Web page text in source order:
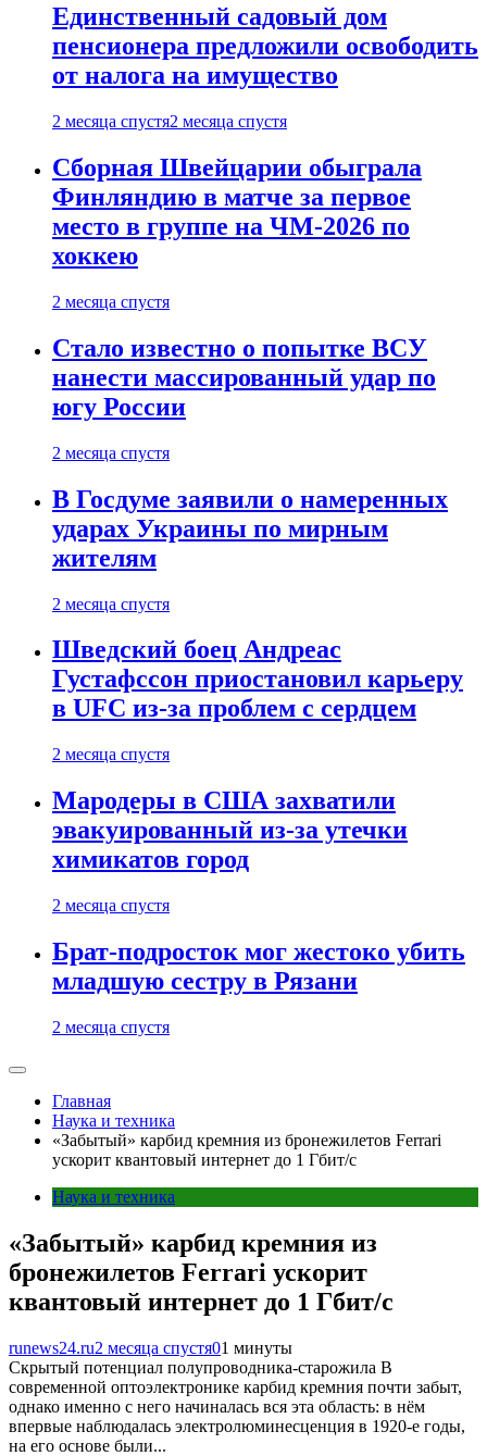
Единственный садовый дом
пенсионера предложили освободить
от налога на имущество
2 месяца спустя2 месяца спустя
Сборная Швейцарии обыграла
Финляндию в матче за первое
место в группе на ЧМ-2026 по
хоккею
2 месяца спустя
Стало известно о попытке ВСУ
нанести массированный удар по
югу России
2 месяца спустя
В Госдуме заявили о намеренных
ударах Украины по мирным
жителям
2 месяца спустя
Шведский боец Андреас
Густафссон приостановил карьеру
в UFC из-за проблем с сердцем
2 месяца спустя
Мародеры в США захватили
эвакуированный из-за утечки
химикатов город
2 месяца спустя
Брат-подросток мог жестоко убить
младшую сестру в Рязани
2 месяца спустя
Главная
Наука и техника
«Забытый» карбид кремния из бронежилетов Ferrari
ускорит квантовый интернет до 1 Гбит/с
Наука и техника
«Забытый» карбид кремния из
бронежилетов Ferrari ускорит
квантовый интернет до 1 Гбит/с
runews24.ru2 месяца спустя01 минуты
Скрытый потенциал полупроводника-старожила В
современной оптоэлектронике карбид кремния почти забыт,
однако именно с него начиналась вся эта область: в нём
впервые наблюдалась электролюминесценция в 1920‑е годы,
на его основе были...